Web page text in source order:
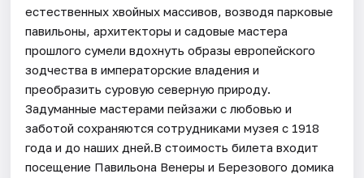
естественных хвойных массивов, возводя парковые
павильоны, архитекторы и садовые мастера
прошлого сумели вдохнуть образы европейского
зодчества в императорские владения и
преобразить суровую северную природу.
Задуманные мастерами пейзажи с любовью и
заботой сохраняются сотрудниками музея с 1918
года и до наших дней.В стоимость билета входит
посещение Павильона Венеры и Березового домика